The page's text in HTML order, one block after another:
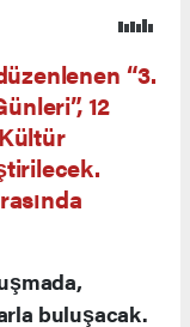
“3.
12
buluşacak.